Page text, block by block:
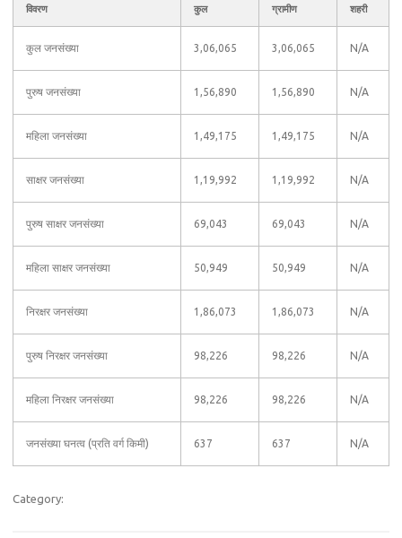
विवरण कुल ग्रामीण शहरी
कुल जनसंख्या 3,06,065 3,06,065 N/A
पुरुष जनसंख्या 1,56,890 1,56,890 N/A
महिला जनसंख्या 1,49,175 1,49,175 N/A
साक्षर जनसंख्या 1,19,992 1,19,992 N/A
पुरुष साक्षर जनसंख्या 69,043 69,043 N/A
महिला साक्षर जनसंख्या 50,949 50,949 N/A
निरक्षर जनसंख्या 1,86,073 1,86,073 N/A
पुरुष निरक्षर जनसंख्या 98,226 98,226 N/A
महिला निरक्षर जनसंख्या 98,226 98,226 N/A
जनसंख्या घनत्व (प्रति वर्ग किमी) 637 637 N/A
Category: